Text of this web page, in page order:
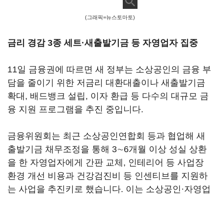
(그래픽=뉴스토마토)
금리 경감 3종 세트·새출발기금 등 자영업자 집중
11일 금융권에 따르면 새 정부는 소상공인의 금융 부
담을 줄이기 위한 저금리 대환대출이나 새출발기금
확대, 배드뱅크 설립, 이자 환급 등 다수의 대규모 금
융 지원 프로그램을 추진 중입니다.
금융위원회는 최근 소상공인연합회 등과 협업해 새
출발기금 채무조정을 통해 3∼6개월 이상 성실 상환
을 한 자영업자에게 간판 교체, 인테리어 등 사업장
환경 개선 비용과 건강검진비 등 인센티브를 지원하
는 사업을 추진키로 했습니다. 이는 소상공인·자영업